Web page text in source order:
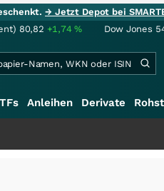
→ Jetzt Depot bei
80,82 +1,74% Dow Jones
Anleihen Derivate